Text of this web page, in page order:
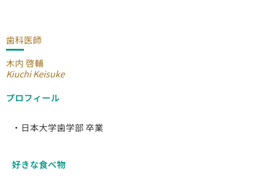
歯科医師
木内 啓輔
Kiuchi Keisuke
プロフィール
・日本大学歯学部 卒業
好きな食べ物